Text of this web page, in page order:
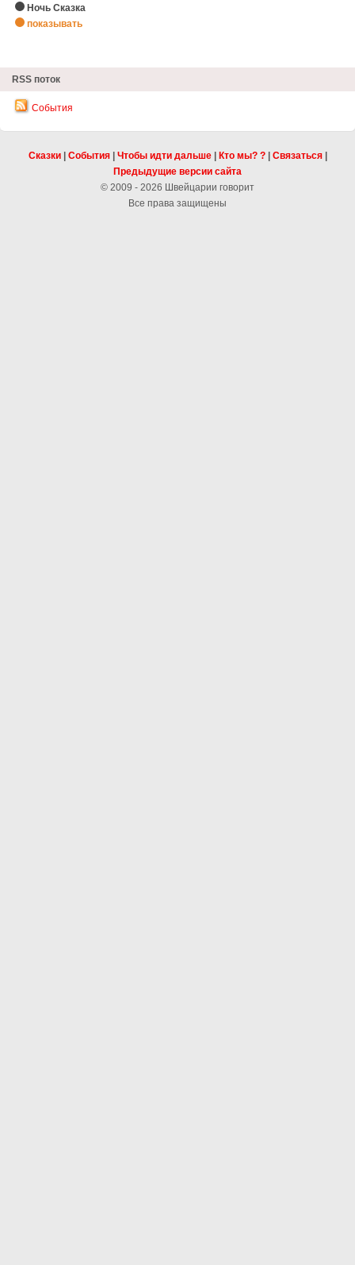
Ночь Сказка
показывать
RSS поток
События
Сказки| События| Чтобы идти дальше| Кто мы? ?| Связаться|
Предыдущие версии сайта
© 2009 - 2026 Швейцарии говорит
Все права защищены